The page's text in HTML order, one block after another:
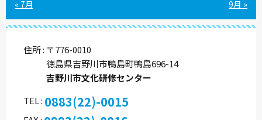
« 7月
9月 »
住所 〒776-0010
徳島県吉野川市鴨島町鴨島696-14
吉野川市文化研修センター
TEL 0883(22)-0015